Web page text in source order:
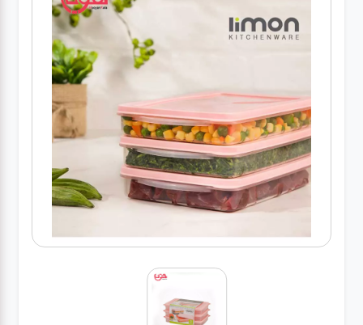
مراقبت شخصی
قاشق و چنگال
لوازم خانه
لوازم پلاسکو